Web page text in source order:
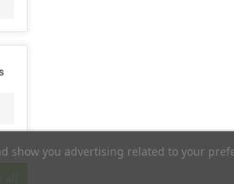
you advertising related to your